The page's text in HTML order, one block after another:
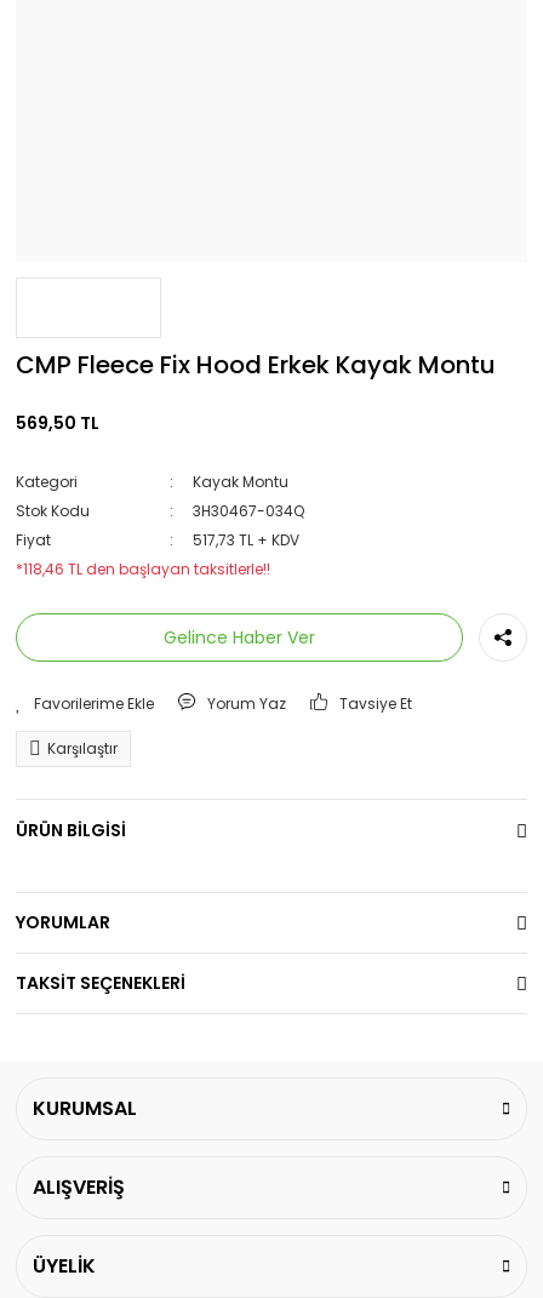
CMP Fleece Fix Hood Erkek Kayak Montu
569,50 TL
Kategori
Kayak Montu
Stok Kodu
3H30467-034Q
Fiyat
517,73 TL + KDV
*118,46 TL den başlayan taksitlerle!!
Gelince Haber Ver
Yorum Yaz Tavsiye Et
Karşılaştır
ÜRÜN BİLGİSİ
YORUMLAR
TAKSİT SEÇENEKLERİ
KURUMSAL
ALIŞVERİŞ
ÜYELİK